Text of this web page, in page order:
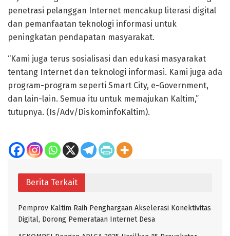
penetrasi pelanggan Internet mencakup literasi digital
dan pemanfaatan teknologi informasi untuk
peningkatan pendapatan masyarakat.
“Kami juga terus sosialisasi dan edukasi masyarakat
tentang Internet dan teknologi informasi. Kami juga ada
program-program seperti Smart City, e-Government,
dan lain-lain. Semua itu untuk memajukan Kaltim,”
tutupnya. (Is/Adv/DiskominfoKaltim).
Berita Terkait
Pemprov Kaltim Raih Penghargaan Akselerasi Konektivitas
Digital, Dorong Pemerataan Internet Desa